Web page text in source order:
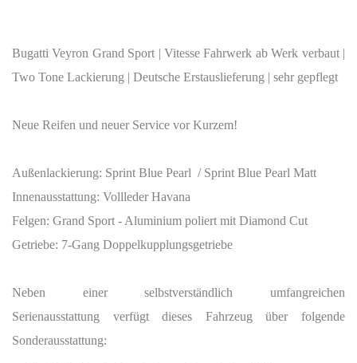
Bugatti Veyron Grand Sport | Vitesse Fahrwerk ab Werk verbaut |
Two Tone Lackierung | Deutsche Erstauslieferung | sehr gepflegt
Neue Reifen und neuer Service vor Kurzem!
Außenlackierung: Sprint Blue Pearl / Sprint Blue Pearl Matt
Innenausstattung: Vollleder Havana
Felgen: Grand Sport - Aluminium poliert mit Diamond Cut
Getriebe: 7-Gang Doppelkupplungsgetriebe
Neben einer selbstverständlich umfangreichen
Serienausstattung verfügt dieses Fahrzeug über folgende
Sonderausstattung: